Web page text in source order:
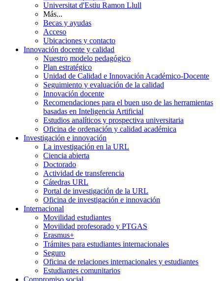
Universitat d'Estiu Ramon Llull
Más...
Becas y ayudas
Acceso
Ubicaciones y contacto
Innovación docente y calidad
Nuestro modelo pedagógico
Plan estratégico
Unidad de Calidad e Innovación Académico-Docente
Seguimiento y evaluación de la calidad
Innovación docente
Recomendaciones para el buen uso de las herramientas
basadas en Inteligencia Artificial
Estudios analíticos y prospectiva universitaria
Oficina de ordenación y calidad académica
Investigación e innovación
La investigación en la URL
Ciencia abierta
Doctorado
Actividad de transferencia
Cátedras URL
Portal de investigación de la URL
Oficina de investigación e innovación
Internacional
Movilidad estudiantes
Movilidad profesorado y PTGAS
Erasmus+
Trámites para estudiantes internacionales
Seguro
Oficina de relaciones internacionales y estudiantes
Estudiantes comunitarios
Compromiso social